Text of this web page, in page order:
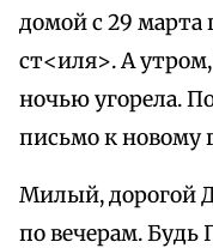
домой с 29 марта
ст<иля>. А
ночью угорела.
письмо к новому
Милый, дорогой
по вечерам. Будь